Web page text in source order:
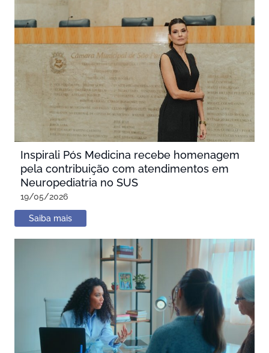
Inspirali Pós Medicina recebe homenagem
pela contribuição com atendimentos em
Neuropediatria no SUS
19/05/2026
Saiba mais